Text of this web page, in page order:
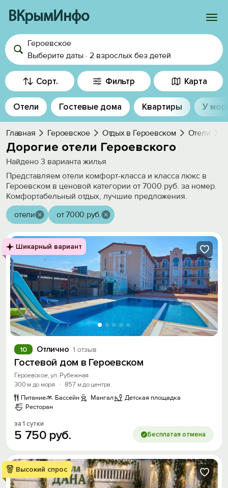
ВКрымИнфо
Войти
Избранное
История просмотра
Добавить свой объект
Героевское
Выберите даты · 2 взрослых без детей
Сорт. Фильтр Карта
Отели Гостевые дома Квартиры У
Главная Героевское Отдых в Героевском Отели
Дорогие отели Героевского
Найдено 3 варианта жилья
Представляем отели комфорт-класса и класса люкс в
Героевском в ценовой категории от 7000 руб. за номер.
Комфортабельный отдых, лучшие предложения.
отели
от 7000 руб.
Шикарный вариант
Отлично 1 отзыв
10
Гостевой дом в Героевском
Героевское, ул. Рубежная
300 м до моря
· 857 м до центра
Питание
Бассейн Мангал
Детская площадка
Ресторан
за 1 сутки
5 750 руб. Бесплатая отмена
Высокий спрос